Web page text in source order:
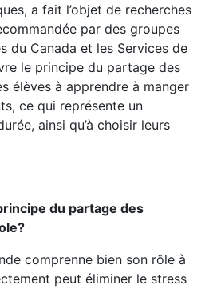
a fait l’objet de recherches
par des groupes
du Canada et les Services de
le principe du partage des
élèves à apprendre à manger
ce qui représente un
ainsi qu’à choisir leurs
du partage des
comprenne bien son rôle à
peut éliminer le stress